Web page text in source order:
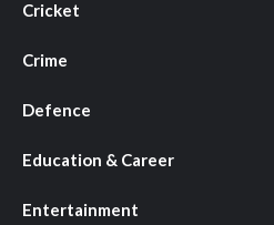
Cricket
Crime
Defence
Education & Career
Entertainment